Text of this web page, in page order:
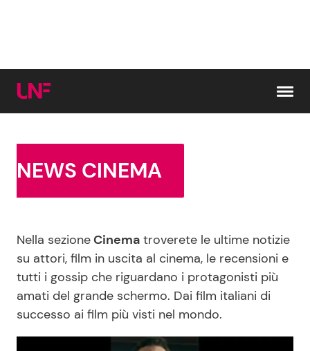
Attualità Italiana
Dal Mondo
Economia
Bellezze VIP
Coppie VIP
Fiction e Serie TV
NEWS CINEMA
Nella sezioneCinema troverete le ultime notizie
su attori, film in uscita al cinema, le recensioni e
tutti i gossip che riguardano i protagonisti più
amati del grande schermo. Dai film italiani di
successo ai film più visti nel mondo.